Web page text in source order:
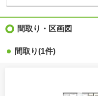
間取り・区画図
間取り(1件)